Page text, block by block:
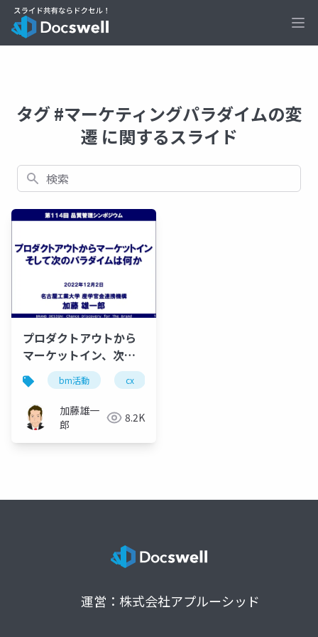
タグ #マーケティングパラダイムの変
遷 に関するスライド
検索
プロダクトアウトから
マーケットイン、次の
パラダイムは何か
bm活動 cx
加藤雄一
郎
8.2K
運営：株式会社アプルーシッド